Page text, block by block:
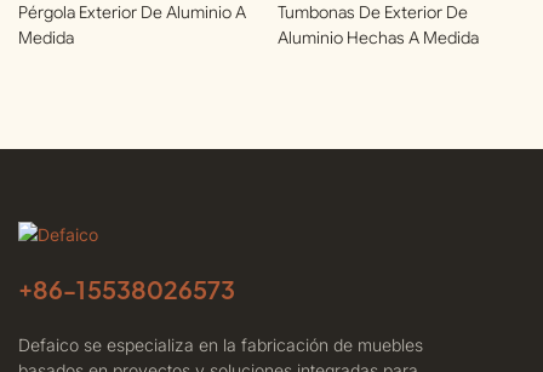
Pérgola Exterior De Aluminio A
Medida
Tumbonas De Exterior De
Aluminio Hechas A Medida
+86-15538026573
Defaico se especializa en la fabricación de muebles